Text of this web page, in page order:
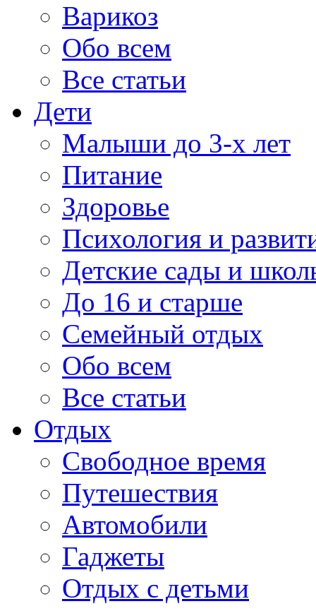
Варикоз
Обо всем
Все статьи
Дети
Малыши до 3-х лет
Питание
Здоровье
Психология и
Детские сады и
До 16 и старше
Семейный отдых
Обо всем
Все статьи
Отдых
Свободное время
Путешествия
Автомобили
Гаджеты
Отдых с детьми